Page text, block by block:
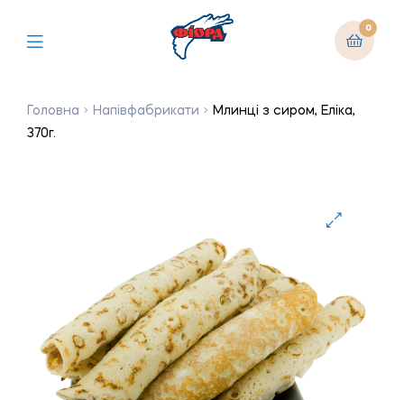
0
Головна Напівфабрикати
Млинці з сиром, Еліка,
370г.